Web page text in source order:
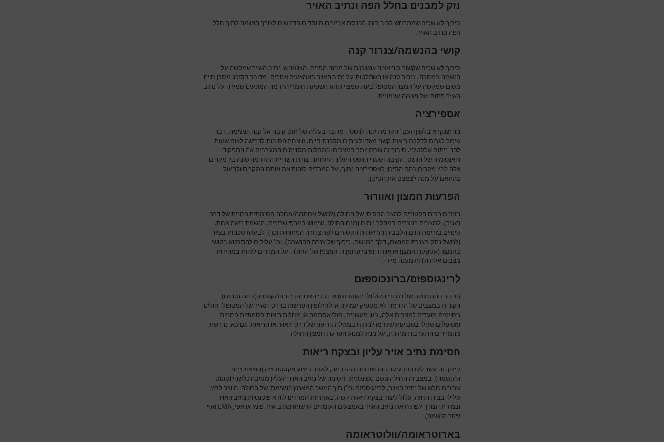
נזק למבנים בחלל הפה ונתיב האויר
סיבוך לא שכיח שמתרחש לרוב בזמן הכנסת אביזרים מיוחדים הדרושים לצורך הנשמה לתוך חלל
הפה ונתיב האויר.
קושי בהנשמה/צנרור קנה
סיבוך לא שכיח שקשור בוריאציה אנטומית של מבנה הפנים, הצוואר או נתיב האויר שמקשה על
הנשמה במסכה, צנרור קנה או השתלטות על נתיב האויר באמצעים אחרים. מדובר בסיכון מסכן חיים
משום שמקשה על חמצון המטופל בעת שמצוי תחת השפעת חומרי הרדמה המונעים שמירה על נתיב
האויר פתוח ועל נשימה עצמונית.
אספירציה
מה שנקרא בלשון העם "הקדמת קנה לוושט". מדובר בעליה של תוכן קיבה אל קנה הנשימה, דבר
שיכול לגרום לדלקת ריאות קשה מאד ולעיתים מסכנת חיים. זו אחת הסיבות לדרישה לצום שעות
לפני ניתוח אלקטיבי. סיבוך זה שכיח יותר במצבים ובמחלות מסויימים המערבים את התפקוד
והאנטומיה של הוושט, הקיבה וסוגרי הוושט העליון והתחתון. צורת השריית ההרדמה שונה בין מקרים
אלה לבין מקרים בהם הסיכון לאספירציה נמוך. על המרדים לזהות את אותם המקרים ולפעול
בהתאם על מנת לצמצם את הסיכון.
הפרעות חמצון ואוורור
מצבים רבים הקשורים למצב הבסיסי של החולה (למשל אסתמה/מחלה חסימתית כרונית של דרכי
האויר), למצבים הנוצרים במהלך ניתוח (מנח החולה, שימוש במרפי שרירים, הנשמת ריאה אחת,
שינויים בזרימת הדם הלבבית והריאתית הקשורים לפרוצדורה הניתוחית וכו'), לבעיות טכניות בציוד
(למשל נתק בצנרת המנשם, דלף במנשם, כיפוף של צנרת ההנשמה), וכו' עלולים להתבטא בקושי
בחמצון (אספקת חמצן) או אוורור (פינוי פחמן דו חמצני) של החולה. על המרדים לזהות במהירות
מצבים אלה ולתת מענה מיידי.
לרינגוספזם/ברונכוספזם
מדובר בהתכווצות של מיתרי הקול (לרינגוספזם) או דרכי האויר הבינוניות/קטנות (ברונכוספזם)
הקורית במצבים של הרדמה לא מספיק עמוקה או לחילופין הפרשות בדרכי האויר של המטופל. חולים
מסוימים מועדים למצבים אלה, כגון מעשנים, חולי אסתמה או מחלות ריאות חסמתיות כרוניות
ומטופלים שחלו בשבועות שקדמו לניתוח במחלה חריפה של דרכי האויר או הריאות. גם כאן נדרשת
מהמרדים התערבות מהירה, על מנת למנוע הפרעת חמצון החולה.
חסימת נתיב אויר עליון ובצקת ריאות
סיבוך זה עשוי לקרות בעיקר בהתעוררות מהרדמה, לאחר ביצוע אקסטובציה (הוצאת צינור
ההנשמה). במצב זה החולה נושם ספונטנית. חסימה של נתיב האויר העליון מסיבה כלשהי (טונוס
שרירים חלש של נתיב האויר, לרינגוספזם וכו') תוך המשך המאמץ הנשימתי של החולה, היוצר לחץ
שלילי בבית החזה, עלול ליצור בצקת ריאות קשה. באחריות המרדים לוודא פוטנטיות נתיב האויר
ובמידת הצורך לפתוח את נתיב האויר באמצעים העומדים לרשותו (נתיב אויר פומי או אפי, LMA ואף
צינור הנשמה).
בארוטראומה/וולוטראומה